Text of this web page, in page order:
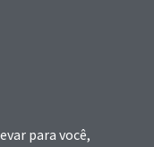
para você,